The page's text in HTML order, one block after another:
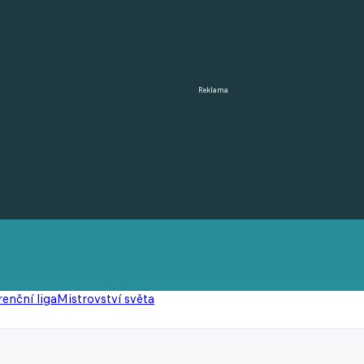
Reklama
ligaMistrovství světa